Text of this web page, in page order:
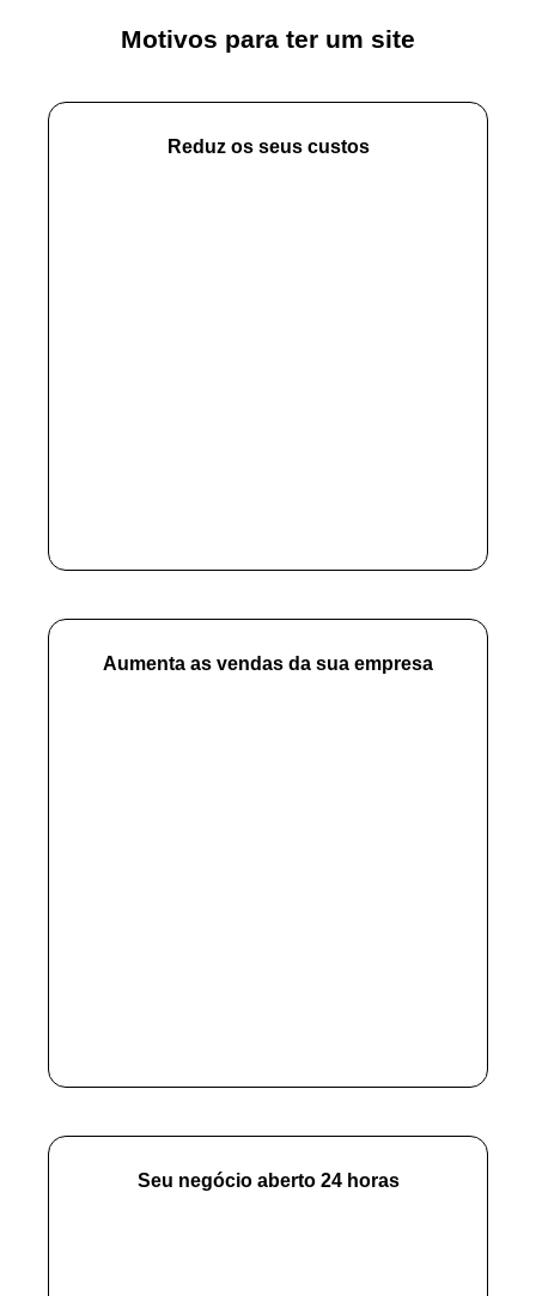
Motivos para ter um site
Reduz os seus custos
Aumenta as vendas da sua empresa
Seu negócio aberto 24 horas